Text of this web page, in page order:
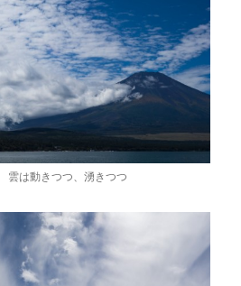
は動きつつ、湧きつつ